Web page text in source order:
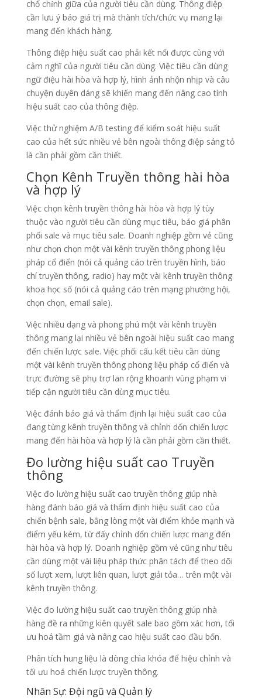
chổ chính giữa của người tiêu cần dùng. Thông điệp
cần lưu ý báo giá trị mà thành tích/chức vụ mang lại
mang đến khách hàng.
Thông điệp hiệu suất cao phải kết nối được cùng với
cảm nghĩ của người tiêu cần dùng. Việc tiêu cần dùng
ngữ điệu hài hòa và hợp lý, hình ảnh nhộn nhịp và câu
chuyện duyên dáng sẽ khiến mang đến nâng cao tính
hiệu suất cao của thông điệp.
Việc thử nghiệm A/B testing để kiểm soát hiệu suất
cao của hết sức nhiều vẻ bên ngoài thông điệp sáng tỏ
là cần phải gồm cần thiết.
Chọn Kênh Truyền thông hài hòa
và hợp lý
Việc chọn kênh truyền thông hài hòa và hợp lý tùy
thuộc vào người tiêu cần dùng mục tiêu, báo giá phân
phối sale và mục tiêu sale. Doanh nghiệp gồm vẻ cũng
như chọn chọn một vài kênh truyền thông phong liệu
pháp cổ điển (nói cả quảng cáo trên truyền hình, báo
chí truyền thông, radio) hay một vài kênh truyền thông
khoa học số (nói cả quảng cáo trên mạng phường hội,
chọn chọn, email sale).
Việc nhiều dạng và phong phú một vài kênh truyền
thông mang lại nhiều vẻ bên ngoài hiệu suất cao mang
đến chiến lược sale. Việc phối cấu kết tiêu cần dùng
một vài kênh truyền thông phong liệu pháp cổ điển và
trực đường sẽ phụ trợ lan rộng khoanh vùng phạm vi
tiếp cận người tiêu cần dùng mục tiêu.
Việc đánh báo giá và thẩm định lại hiệu suất cao của
đang từng kênh truyền thông và chỉnh dốn chiến lược
mang đến hài hòa và hợp lý là cần phải gồm cần thiết.
Đo lường hiệu suất cao Truyền
thông
Việc đo lường hiệu suất cao truyền thông giúp nhà
hàng đánh báo giá và thẩm định hiệu suất cao của
chiến bệnh sale, bằng lòng một vài điểm khỏe mạnh và
điểm yếu kém, từ đấy chỉnh dốn chiến lược mang đến
hài hòa và hợp lý. Doanh nghiệp gồm vẻ cũng như tiêu
cần dùng một vài liệu pháp thức phân tách để theo dõi
số lượt xem, lượt liên quan, lượt giải tỏa… trên một vài
kênh truyền thông.
Việc đo lường hiệu suất cao truyền thông giúp nhà
hàng đề ra những kiên quyết sale bao gồm xác hơn, tối
ưu hoá tầm giá và nâng cao hiệu suất cao đầu bốn.
Phân tích hung liệu là dòng chìa khóa để hiệu chỉnh và
tối ưu hoá chiến lược truyền thông.
Nhân Sự: Đội ngũ và Quản lý